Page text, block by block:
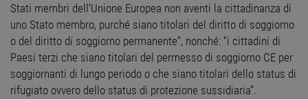
Stati membri dell’Unione Europea non aventi la cittadinanza di
uno Stato membro, purché siano titolari del diritto di soggiorno
o del diritto di soggiorno permanente”, nonché: “i cittadini di
Paesi terzi che siano titolari del permesso di soggiorno CE per
soggiornanti di lungo periodo o che siano titolari dello status di
rifugiato ovvero dello status di protezione sussidiaria”.